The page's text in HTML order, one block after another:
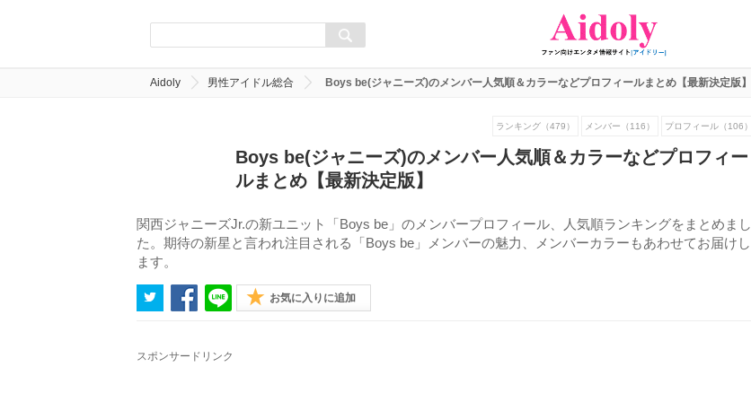
Aidoly 男性アイドル総合 Boys be(ジャニーズ)のメンバー人気順＆カラーなどプロフィールまとめ【最新決定版】
ランキング（479） メンバー（116） プロフィール（106）
Boys be(ジャニーズ)のメンバー人気順＆カラーなどプロフィー
ルまとめ【最新決定版】
関西ジャニーズJr.の新ユニット「Boys be」のメンバープロフィール、人気順ランキングをまとめまし
た。期待の新星と言われ注目される「Boys be」メンバーの魅力、メンバーカラーもあわせてお届けし
ます。
お気に入りに追加
スポンサードリンク